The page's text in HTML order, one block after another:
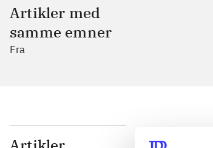
Artikler med
samme emner
Fra